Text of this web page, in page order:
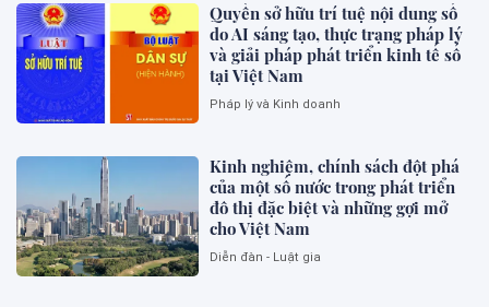
Quyền sở hữu trí tuệ nội dung số
do AI sáng tạo, thực trạng pháp lý
và giải pháp phát triển kinh tế số
tại Việt Nam
Pháp lý và Kinh doanh
Kinh nghiệm, chính sách đột phá
của một số nước trong phát triển
đô thị đặc biệt và những gợi mở
cho Việt Nam
Diễn đàn - Luật gia